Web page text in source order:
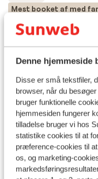
Denne hjemmeside
Disse er små tekstfiler,
browser, når du
bruger funktionelle
hjemmesiden fungerer
tilladelse bruger vi hos
statistike cookies til at
præference-cookies til
os, og marketing-
Mest booket af med
8.5 Fabelagtig
Nöjd
Nöjd
Oversæt til dansk
Anonym
Med familie
Se alle
Lokation